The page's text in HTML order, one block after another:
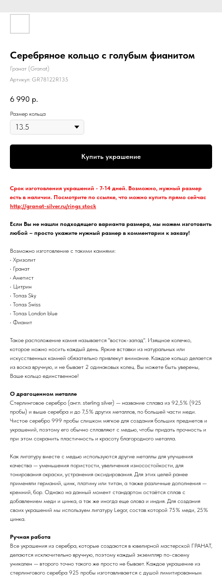
Серебряное кольцо с голубым фианитом
Гранат (Granat)
Артикул: GR78122R135
6 990 р.
Размер кольца
Купить украшение
Срок изготовления украшений - 7-14 дней. Возможно, нужный размер
есть в наличии. Посмотрите по ссылке, что можно купить прямо сейчас
http://granat-silver.ru/rings_stock
Если Вы не нашли подходящего варианта размера, мы можем изготовить
любой – просто укажите нужный размер в комментарии к заказу!
Возможно изготовление с такими камнями:
• Хризолит
• Гранат
• Аметист
• Цитрин
• Топаз Sky
• Топаз Swiss
• Топаз London blue
• Фианит
Такое расположение камня называется "восток-запад". Изящное колечко,
которое можно носить каждый день. Яркие вставки из натуральных или
искусственных камней обязательно привлекут внимание. Каждое кольцо делается
из воска вручную, и не бывает 2 одинаковых колец. Вы можете быть уверены,
Ваше кольцо единственное!
О драгоценном металле
Стерлинговое серебро (англ. sterling silver) — название сплава из 92,5% (925
пробы) и выше серебра и до 7,5% других металлов, по большей части меди.
Чистое серебро 999 пробы слишком мягкое для создания больших предметов и
украшений, поэтому его обычно сплавляют с медью, чтобы придать прочность и
при этом сохранить пластичность и красоту благородного металла.
Как лигатуру вместе с медью используются другие металлы для улучшения
качества — уменьшения пористости, увеличения износостойкости, для
тонирования окраски, устранения оксидирования. Для этих целей ранее
применяли германий, цинк, платину или титан, а также различные дополнения —
кремний, бор. Однако на данный момент стандартом остаётся сплав с
добавлением меди и цинка, а так же иногда еще олова и индия. Для создания
своих украшений мы используем лигатуру Legor, состав которой 75% меди, 25%
цинка.
Ручная работа
Все украшения из серебра, которые создаются в ювелирной мастерской ГРАНАТ,
делаются исключительно вручную, поэтому каждый экземпляр по-своему
уникален — второго точно такого же просто не бывает. Каждое украшение из
стерлингового серебра 925 пробы изготавливается с душой лимитированным